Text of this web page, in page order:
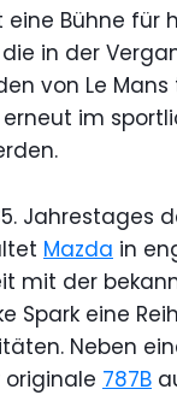
eine Bühne für
in der
von Le
im
Jahrestages
Mazda in
mit der
Spark eine
Neben
787B